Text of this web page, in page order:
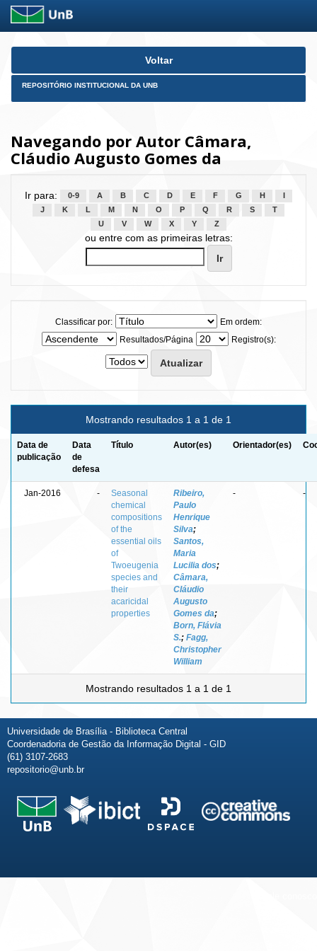
Skip
Voltar
REPOSITÓRIO INSTITUCIONAL DA UNB
Navegando por Autor Câmara,
Cláudio Augusto Gomes da
Ir para: 0-9 A B C D E F G H
J
K L M N O P Q R S
T
U
V W X Y Z
ou entre com as primeiras letras:
Classificar por:
Em ordem:
Resultados/Página
Registro(s):
Mostrando resultados 1 a 1 de 1
Data de
publicação
Data
de
defesa
Título Autor(es) Orientador(es)
Jan-2016 -
Seasonal
chemical
compositions
of the
essential oils
of
Twoeugenia
species and
their
acaricidal
properties
Ribeiro,
Paulo
Henrique
Silva;
Santos,
Maria
Lucilia dos;
Câmara,
Cláudio
Augusto
Gomes da;
Born, Flávia
S.; Fagg,
Christopher
William
- -
Mostrando resultados 1 a 1 de 1
Universidade de Brasília - Biblioteca Central
Coordenadoria de Gestão da Informação Digital - GID
(61) 3107-2683
repositorio@unb.br